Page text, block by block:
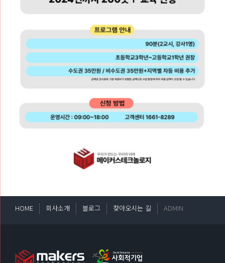
HOME 회사소개 블로그 찾아오시는 길 ADMIN